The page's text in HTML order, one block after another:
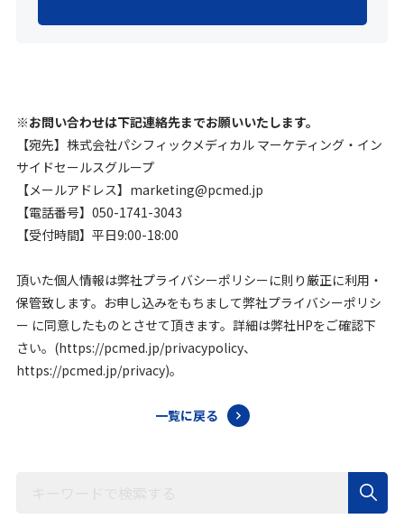
※お問い合わせは下記連絡先までお願いいたします。
【宛先】株式会社パシフィックメディカル マーケティング・イン
サイドセールスグループ
【メールアドレス】marketing@pcmed.jp
【電話番号】050-1741-3043
【受付時間】平日9:00-18:00
頂いた個人情報は弊社プライバシーポリシーに則り厳正に利用・
保管致します。お申し込みをもちまして弊社プライバシーポリシ
ー に同意したものとさせて頂きます。詳細は弊社HPをご確認下
さい。(https://pcmed.jp/privacypolicy、
https://pcmed.jp/privacy)。
一覧に戻る